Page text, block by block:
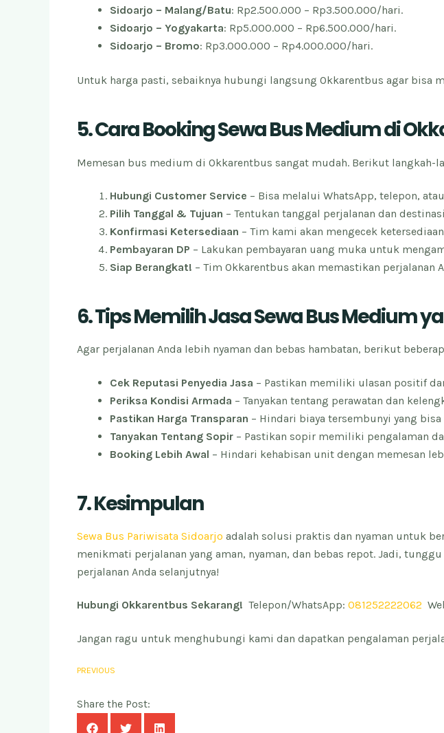
Sidoarjo – Malang/Batu: Rp2.500.000 – Rp3.500.000/hari.
Sidoarjo – Yogyakarta: Rp5.000.000 – Rp6.500.000/hari.
Sidoarjo – Bromo: Rp3.000.000 – Rp4.000.000/hari.
Untuk harga pasti, sebaiknya hubungi langsung Okkarentbus agar bisa
5. Cara Booking Sewa Bus Medium di
Memesan bus medium di Okkarentbus sangat mudah. Berikut langkah-
Hubungi Customer Service – Bisa melalui WhatsApp, telepon,
Pilih Tanggal & Tujuan – Tentukan tanggal perjalanan dan
Konfirmasi Ketersediaan – Tim kami akan mengecek
Pembayaran DP – Lakukan pembayaran uang muka untuk
Siap Berangkat! – Tim Okkarentbus akan memastikan perjalanan
6. Tips Memilih Jasa Sewa Bus Medium
Agar perjalanan Anda lebih nyaman dan bebas hambatan, berikut
Cek Reputasi Penyedia Jasa – Pastikan memiliki ulasan positif
Periksa Kondisi Armada – Tanyakan tentang perawatan dan
Pastikan Harga Transparan – Hindari biaya tersembunyi yang
Tanyakan Tentang Sopir – Pastikan sopir memiliki pengalaman
Booking Lebih Awal – Hindari kehabisan unit dengan memesan
7. Kesimpulan
Sewa Bus Pariwisata Sidoarjo adalah solusi praktis dan nyaman untuk
menikmati perjalanan yang aman, nyaman, dan bebas repot. Jadi,
perjalanan Anda selanjutnya!
Hubungi Okkarentbus Sekarang! Telepon/WhatsApp: 081252222062
Jangan ragu untuk menghubungi kami dan dapatkan pengalaman
PREVIOUS
Share the Post: